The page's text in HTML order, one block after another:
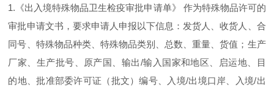
1.《出入境特殊物品卫生检疫审批申请单》 作为特殊物品许可的
审批申请文书，要求申请人申报以下信息：发货人、收货人、合
同号、特殊物品种类、特殊物品类别、总数、重量、货值；生产
厂家、生产批号、原产国、输出/输入国家和地区、启运地、目
的地、批准部委许可证（批文）编号、入境/出境口岸、入境/出